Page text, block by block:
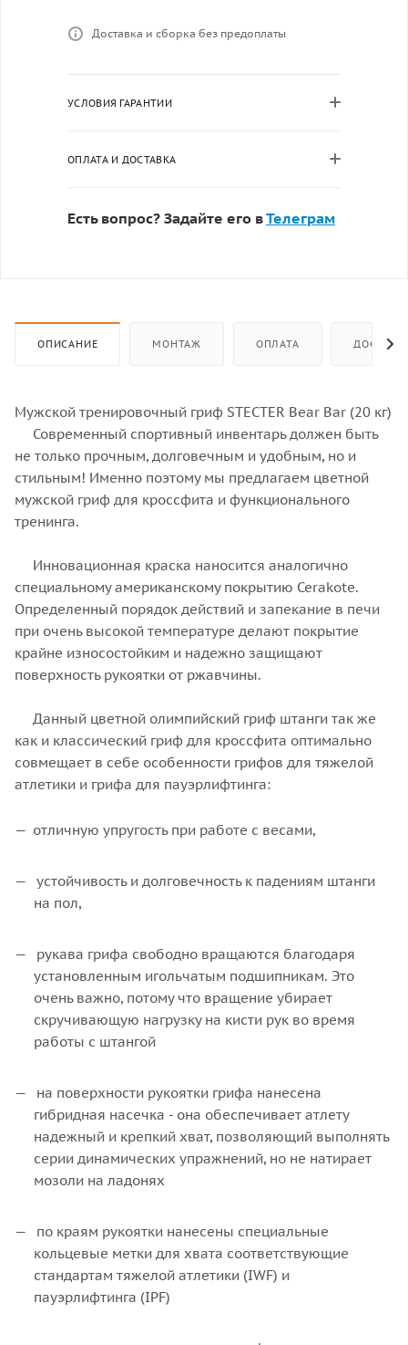
Доставка и сборка без предоплаты
УСЛОВИЯ ГАРАНТИИ
ОПЛАТА И ДОСТАВКА
Есть вопрос? Задайте его вТелеграм
ОПИСАНИЕ МОНТАЖ ОПЛАТА
Мужской тренировочный гриф STECTER Bear Bar (20 кг)
Современный спортивный инвентарь должен быть
не только прочным, долговечным и удобным, но и
стильным! Именно поэтому мы предлагаем цветной
мужской гриф для кроссфита и функционального
тренинга.
Инновационная краска наносится аналогично
специальному американскому покрытию Cerakotе.
Определенный порядок действий и запекание в печи
при очень высокой температуре делают покрытие
крайне износостойким и надежно защищают
поверхность рукоятки от ржавчины.
Данный цветной олимпийский гриф штанги так же
как и классический гриф для кроссфита оптимально
совмещает в себе особенности грифов для тяжелой
атлетики и грифа для пауэрлифтинга:
отличную упругость при работе с весами,
устойчивость и долговечность к падениям штанги
на пол,
рукава грифа свободно вращаются благодаря
установленным игольчатым подшипникам. Это
очень важно, потому что вращение убирает
скручивающую нагрузку на кисти рук во время
работы с штангой
на поверхности рукоятки грифа нанесена
гибридная насечка - она обеспечивает атлету
надежный и крепкий хват, позволяющий выполнять
серии динамических упражнений, но не натирает
мозоли на ладонях
по краям рукоятки нанесены специальные
кольцевые метки для хвата соответствующие
стандартам тяжелой атлетики (IWF) и
пауэрлифтинга (IPF)